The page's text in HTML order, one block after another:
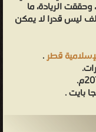
الريادة، ما
ليس قدرا لا يمكن
قطر.